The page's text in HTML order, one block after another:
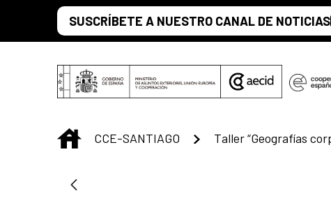
Saltar al contenido principal
SUSCRÍBETE A NUESTRO CANAL DE NOTICIAS
INICIO
CCE-SANTIAGO